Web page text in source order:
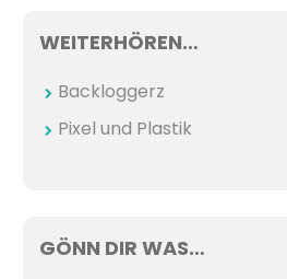
WEITERHÖREN…
Backloggerz
Pixel und Plastik
GÖNN DIR WAS…